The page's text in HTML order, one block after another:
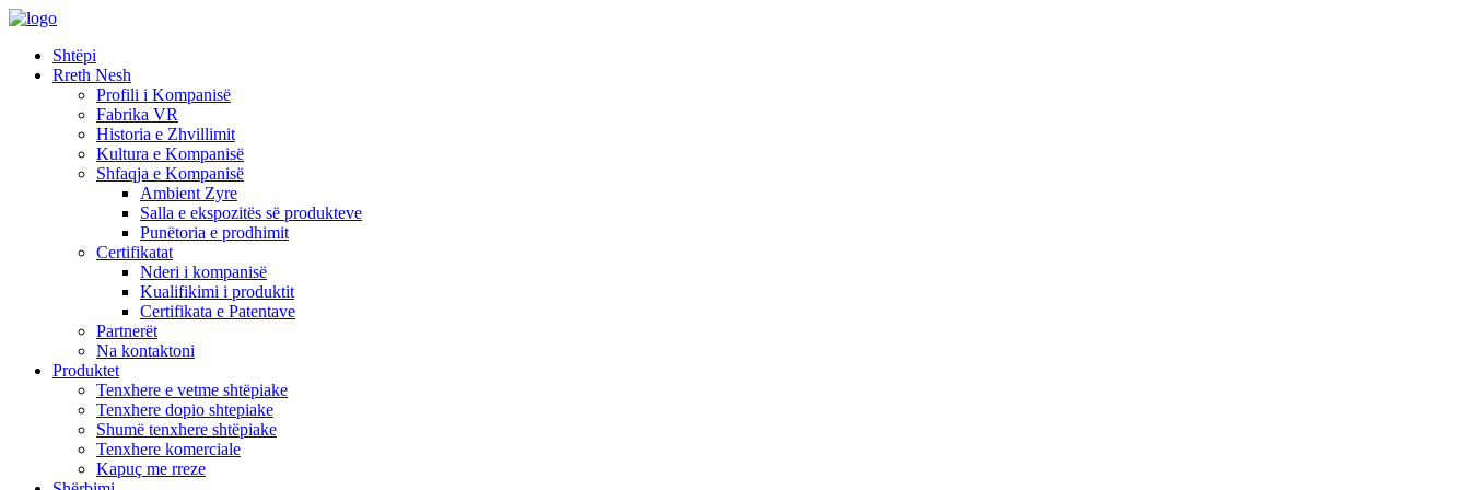
Shtëpi
Rreth Nesh
Profili i Kompanisë
Fabrika VR
Historia e Zhvillimit
Kultura e Kompanisë
Shfaqja e Kompanisë
Ambient Zyre
Salla e ekspozitës së produkteve
Punëtoria e prodhimit
Certifikatat
Nderi i kompanisë
Kualifikimi i produktit
Certifikata e Patentave
Partnerët
Na kontaktoni
Produktet
Tenxhere e vetme shtëpiake
Tenxhere dopio shtepiake
Shumë tenxhere shtëpiake
Tenxhere komerciale
Kapuç me rreze